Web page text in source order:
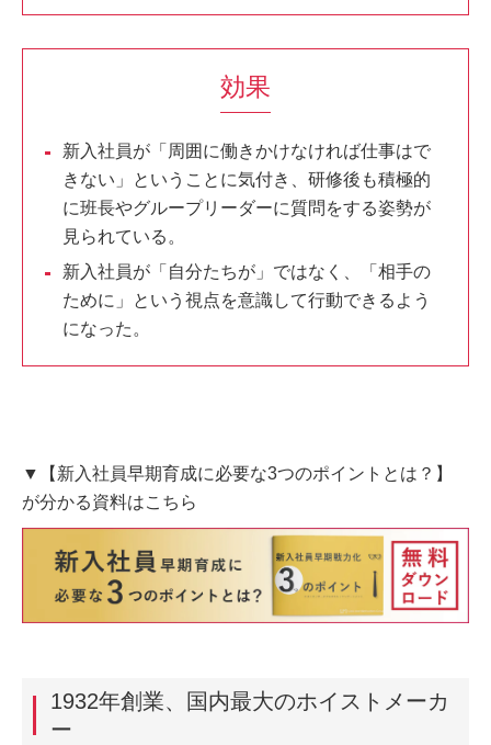
効果
新入社員が「周囲に働きかけなければ仕事はで
きない」ということに気付き、研修後も積極的
に班長やグループリーダーに質問をする姿勢が
見られている。
新入社員が「自分たちが」ではなく、「相手の
ために」という視点を意識して行動できるよう
になった。
▼【新入社員早期育成に必要な3つのポイントとは？】
が分かる資料はこちら
1932年創業、国内最大のホイストメーカ
ー